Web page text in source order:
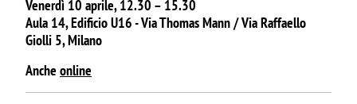
Venerdì 10 aprile, 12.30 – 15.30
Aula 14, Edificio U16 - Via Thomas Mann / Via Raffaello
Giolli 5, Milano
Anche online